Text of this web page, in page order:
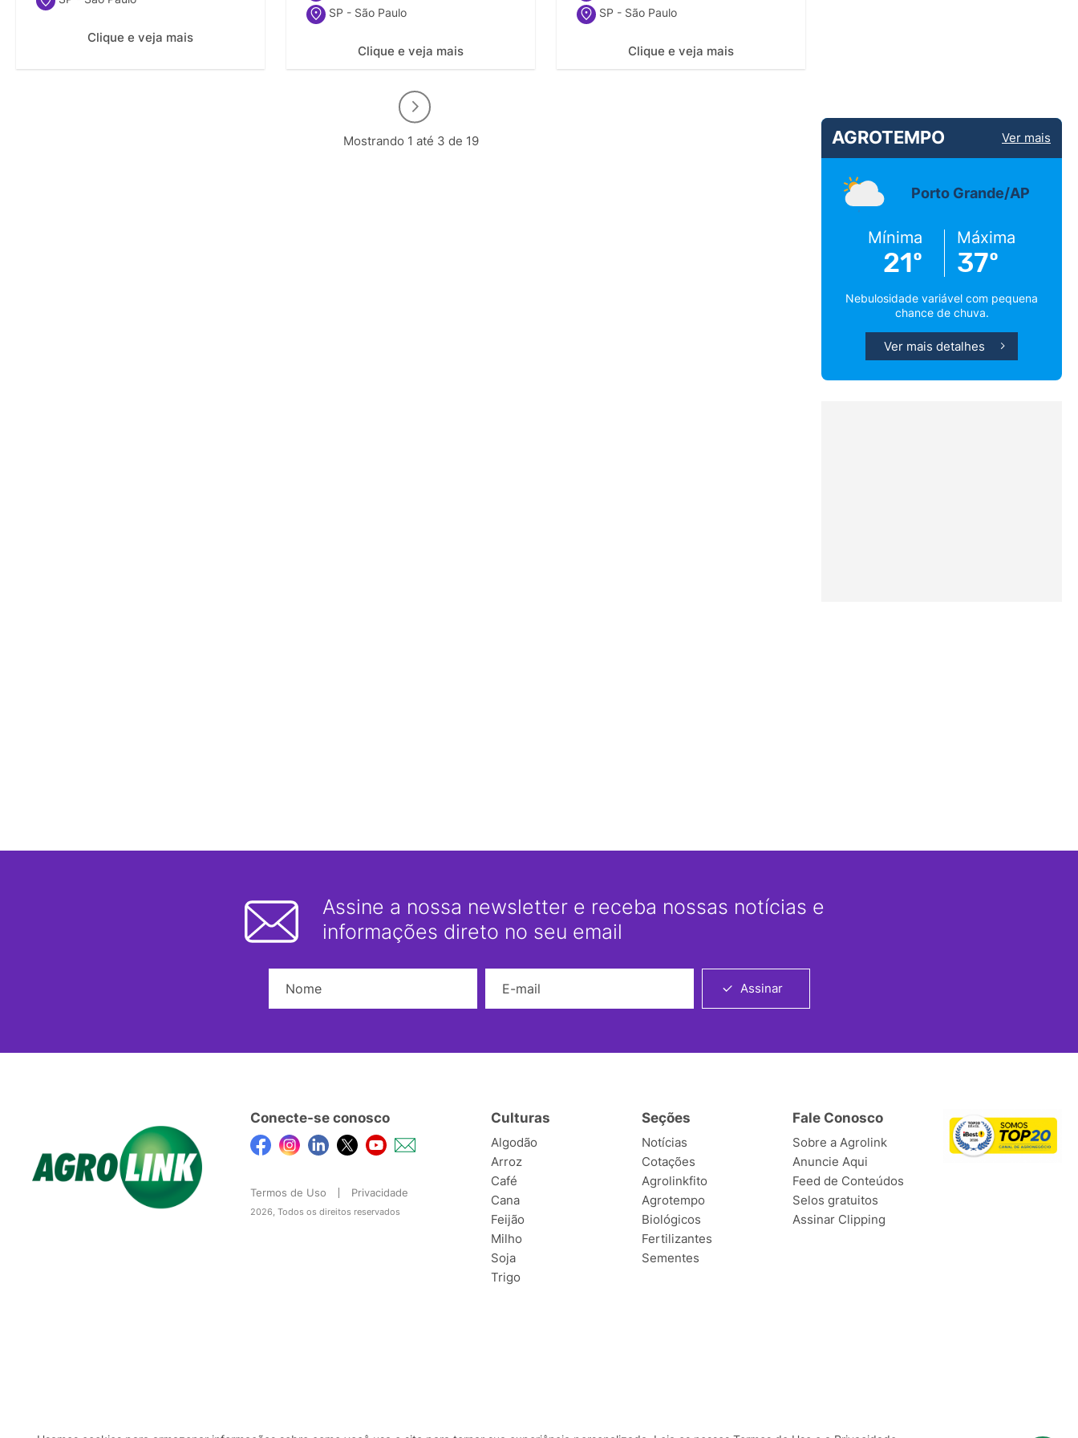
Clique e veja mais
SP - São Paulo
Clique e veja mais
SP - São Paulo
Clique e veja mais
Mostrando 1 até 3 de 19 AGROTEMPO Ver mais
Porto Grande/AP
Mínima
21º
Máxima
37º
Nebulosidade variável com pequena
chance de chuva.
Ver mais detalhes
Assine a nossa newsletter e receba nossas notícias e
informações direto no seu email
Assinar
Conecte-se conosco
Termos de Uso Privacidade
2026, Todos os direitos reservados
Culturas
Algodão
Arroz
Café
Cana
Feijão
Milho
Soja
Trigo
Seções
Notícias
Cotações
Agrolinkfito
Agrotempo
Biológicos
Fertilizantes
Sementes
Fale Conosco
Sobre a Agrolink
Anuncie Aqui
Feed de Conteúdos
Selos gratuitos
Assinar Clipping